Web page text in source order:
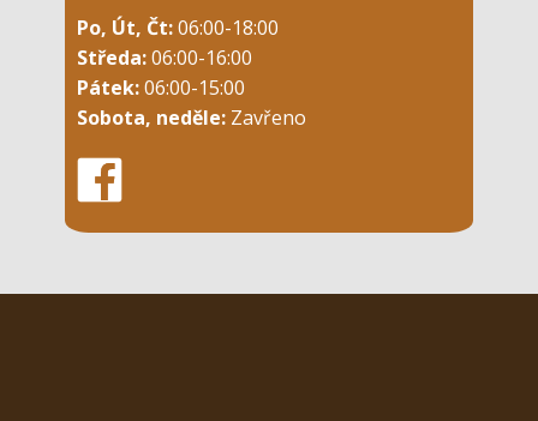
Po, Út, Čt:06:00-18:00
Středa:06:00-16:00
Pátek:06:00-15:00
Sobota, neděle: Zavřeno